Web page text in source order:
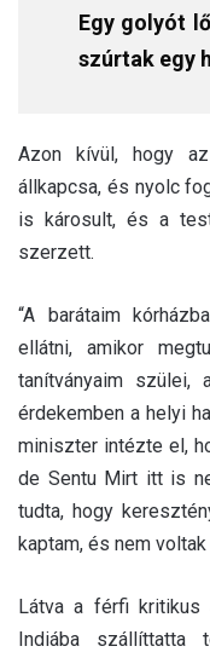
Egy golyót
szúrtak egy
Azon kívül, hogy
állkapcsa, és nyolc
is károsult, és a
szerzett.
“A barátaim
ellátni, amikor
tanítványaim szülei,
érdekemben a helyi
miniszter intézte el,
de Sentu Mirt itt is
tudta, hogy
kaptam, és nem
Látva a férfi kritikus
Indiába szállíttatta